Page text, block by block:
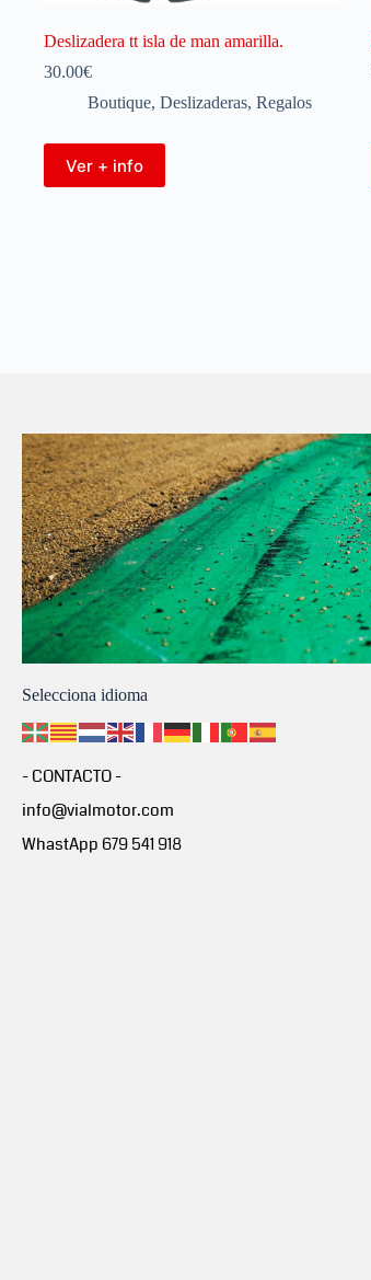
Deslizadera tt isla de man amarilla.
30.00€
Boutique, Deslizaderas, Regalos
Ver + info
Selecciona idioma
- CONTACTO -
info@vialmotor.com
WhastApp 679 541 918